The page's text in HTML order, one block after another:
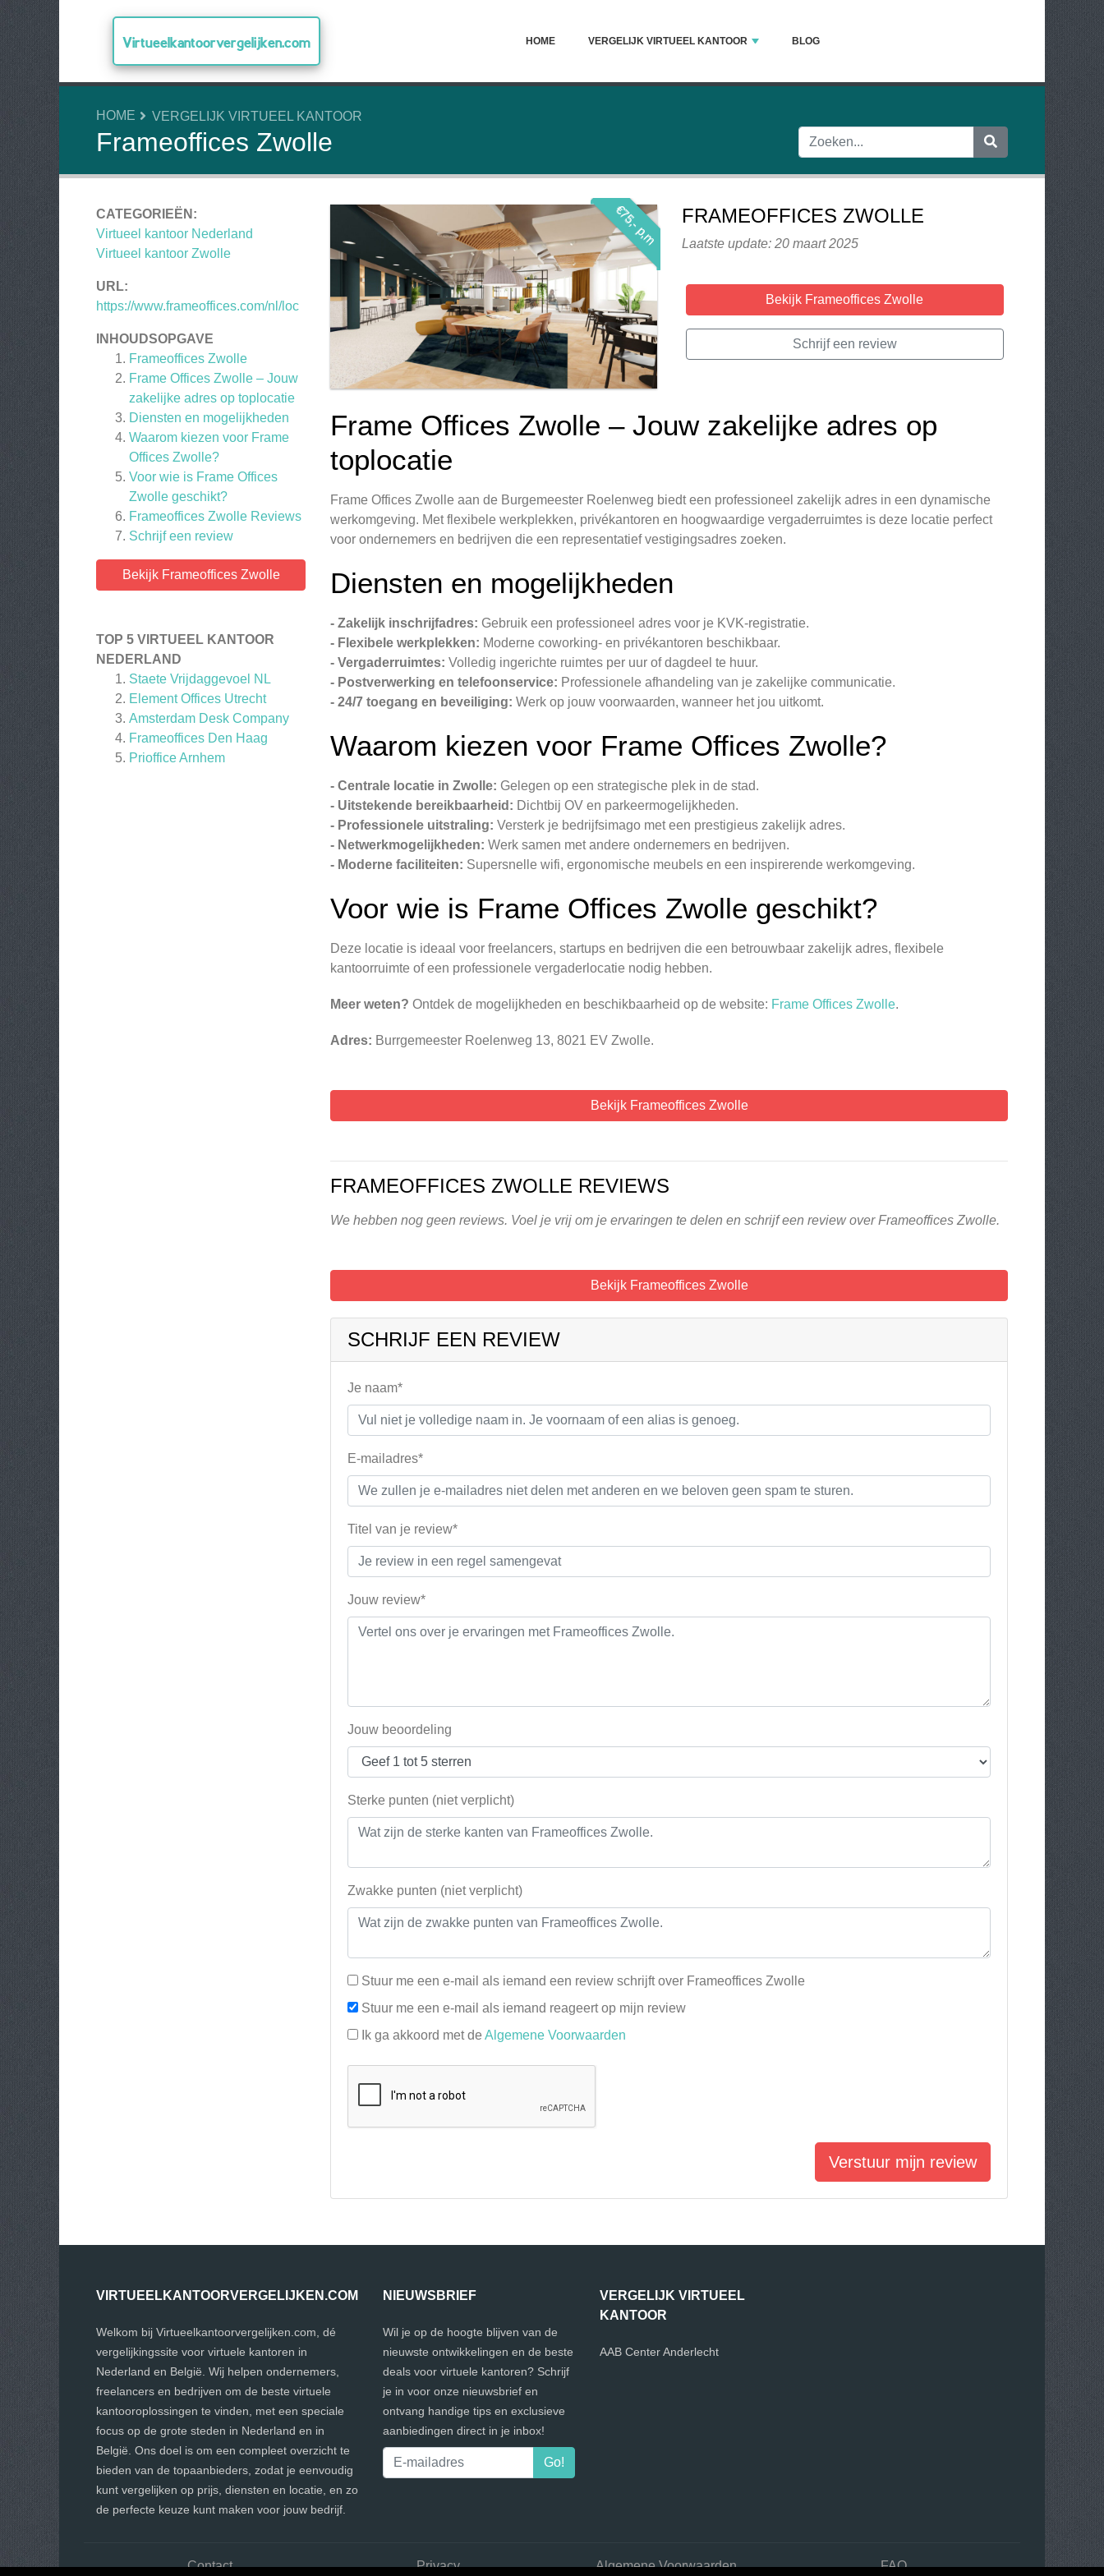
Virtueelkantoorvergelijken.com HOME VERGELIJK VIRTUEEL KANTOOR BLOG
HOME VERGELIJK VIRTUEEL KANTOOR
Frameoffices Zwolle
CATEGORIEËN:
Virtueel kantoor Nederland
Virtueel kantoor Zwolle
URL:
https://www.frameoffices.com/nl/loc
INHOUDSOPGAVE
Frameoffices Zwolle
Frame Offices Zwolle – Jouw
zakelijke adres op toplocatie
Diensten en mogelijkheden
Waarom kiezen voor Frame
Offices Zwolle?
Voor wie is Frame Offices
Zwolle geschikt?
Frameoffices Zwolle Reviews
Schrijf een review
Bekijk Frameoffices Zwolle
TOP 5 VIRTUEEL KANTOOR
NEDERLAND
Staete Vrijdaggevoel NL
Element Offices Utrecht
Amsterdam Desk Company
Frameoffices Den Haag
Prioffice Arnhem
€75,- p,m FRAMEOFFICES ZWOLLE
Laatste update: 20 maart 2025
Bekijk Frameoffices Zwolle
Schrijf een review
Frame Offices Zwolle – Jouw zakelijke adres op
toplocatie
Frame Offices Zwolle aan de Burgemeester Roelenweg biedt een professioneel zakelijk adres in een dynamische
werkomgeving. Met flexibele werkplekken, privékantoren en hoogwaardige vergaderruimtes is deze locatie perfect
voor ondernemers en bedrijven die een representatief vestigingsadres zoeken.
Diensten en mogelijkheden
- Zakelijk inschrijfadres: Gebruik een professioneel adres voor je KVK-registratie.
- Flexibele werkplekken: Moderne coworking- en privékantoren beschikbaar.
- Vergaderruimtes: Volledig ingerichte ruimtes per uur of dagdeel te huur.
- Postverwerking en telefoonservice: Professionele afhandeling van je zakelijke communicatie.
- 24/7 toegang en beveiliging: Werk op jouw voorwaarden, wanneer het jou uitkomt.
Waarom kiezen voor Frame Offices Zwolle?
- Centrale locatie in Zwolle: Gelegen op een strategische plek in de stad.
- Uitstekende bereikbaarheid: Dichtbij OV en parkeermogelijkheden.
- Professionele uitstraling: Versterk je bedrijfsimago met een prestigieus zakelijk adres.
- Netwerkmogelijkheden: Werk samen met andere ondernemers en bedrijven.
- Moderne faciliteiten: Supersnelle wifi, ergonomische meubels en een inspirerende werkomgeving.
Voor wie is Frame Offices Zwolle geschikt?
Deze locatie is ideaal voor freelancers, startups en bedrijven die een betrouwbaar zakelijk adres, flexibele
kantoorruimte of een professionele vergaderlocatie nodig hebben.
Meer weten? Ontdek de mogelijkheden en beschikbaarheid op de website: Frame Offices Zwolle.
Adres: Burrgemeester Roelenweg 13, 8021 EV Zwolle.
Bekijk Frameoffices Zwolle
FRAMEOFFICES ZWOLLE REVIEWS
We hebben nog geen reviews. Voel je vrij om je ervaringen te delen en schrijf een review over Frameoffices Zwolle.
Bekijk Frameoffices Zwolle
SCHRIJF EEN REVIEW
Je naam*
E-mailadres*
Titel van je review*
Jouw review*
Jouw beoordeling
Sterke punten (niet verplicht)
Zwakke punten (niet verplicht)
Stuur me een e-mail als iemand een review schrijft over Frameoffices Zwolle
Stuur me een e-mail als iemand reageert op mijn review
Ik ga akkoord met de Algemene Voorwaarden
Verstuur mijn review
VIRTUEELKANTOORVERGELIJKEN.COM
Welkom bij Virtueelkantoorvergelijken.com, dé
vergelijkingssite voor virtuele kantoren in
Nederland en België. Wij helpen ondernemers,
freelancers en bedrijven om de beste virtuele
kantooroplossingen te vinden, met een speciale
focus op de grote steden in Nederland en in
België. Ons doel is om een compleet overzicht te
bieden van de topaanbieders, zodat je eenvoudig
kunt vergelijken op prijs, diensten en locatie, en zo
de perfecte keuze kunt maken voor jouw bedrijf.
NIEUWSBRIEF
Wil je op de hoogte blijven van de
nieuwste ontwikkelingen en de beste
deals voor virtuele kantoren? Schrijf
je in voor onze nieuwsbrief en
ontvang handige tips en exclusieve
aanbiedingen direct in je inbox!
VERGELIJK VIRTUEEL
KANTOOR
AAB Center Anderlecht
Contact Privacy Algemene Voorwaarden FAQ